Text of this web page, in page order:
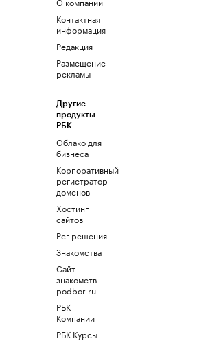
Контактная
информация
Редакция
Размещение
рекламы
Другие
продукты
РБК
Облако для
бизнеса
Корпоративный
регистратор
доменов
Хостинг
сайтов
Рег.решения
Знакомства
Сайт
знакомств
podbor.ru
РБК
Компании
РБК Курсы